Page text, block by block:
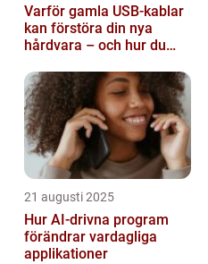
Varför gamla USB-kablar
kan förstöra din nya
hårdvara – och hur du
21 augusti 2025
Hur AI-drivna program
förändrar vardagliga
applikationer